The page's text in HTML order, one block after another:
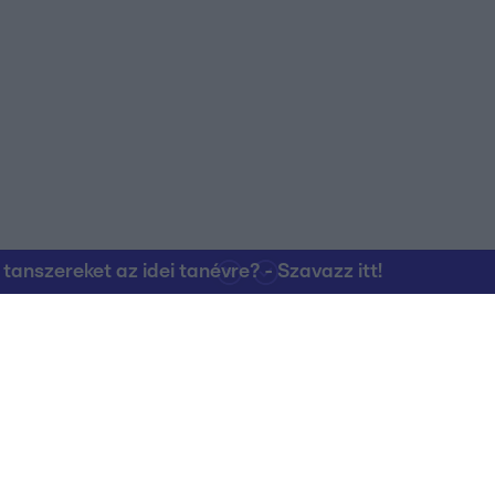
az idei tanévre? - Szavazz itt!